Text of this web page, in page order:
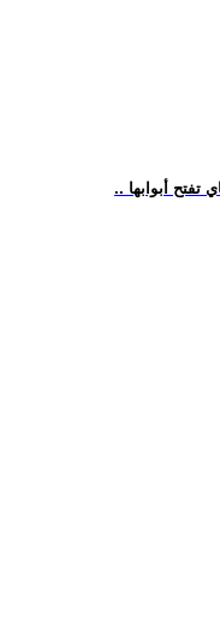
تفتح أبوابها